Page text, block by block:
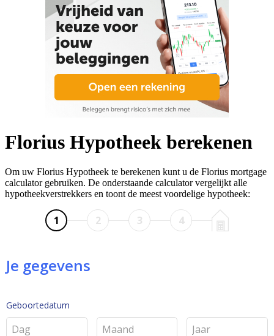
Florius Hypotheek berekenen
Om uw Florius Hypotheek te berekenen kunt u de Florius mortgage
calculator gebruiken. De onderstaande calculator vergelijkt alle
hypotheekverstrekkers en toont de meest voordelige hypotheek: